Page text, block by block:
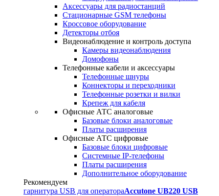
Аксессуары для радиостанций
Стационарные GSM телефоны
Кроссовое оборудование
Детекторы отбоя
Видеонаблюдение и контроль доступа
Камеры видеонаблюдения
Домофоны
Телефонные кабели и аксессуары
Телефонные шнуры
Коннекторы и переходники
Телефонные розетки и вилки
Крепеж для кабеля
Офисные АТС аналоговые
Базовые блоки аналоговые
Платы расширения
Офисные АТС цифровые
Базовые блоки цифровые
Системные IP-телефоны
Платы расширения
Дополнительное оборудование
Рекомендуем
гарнитура USB для оператораAccutone UB220 USB